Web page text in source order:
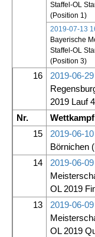
Staffel-OL
(Position 1)
2019-07-13
Bayerische
Staffel-OL
(Position 3)
16
2019-06-29
2019 Lauf 4
Nr. Wettkampf
15
2019-06-10
Börnichen
14 2019-06-09
OL 2019
13 2019-06-09
OL 2019